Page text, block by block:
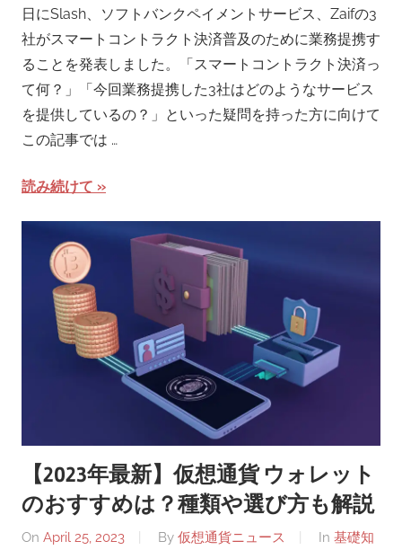
日にSlash、ソフトバンクペイメントサービス、Zaifの3
社がスマートコントラクト決済普及のために業務提携す
ることを発表しました。「スマートコントラクト決済っ
て何？」「今回業務提携した3社はどのようなサービス
を提供しているの？」といった疑問を持った方に向けて
この記事では …
読み続けて
【2023年最新】仮想通貨 ウォレット
のおすすめは？種類や選び方も解説
On April 25, 2023 By 仮想通貨ニュース In 基礎知